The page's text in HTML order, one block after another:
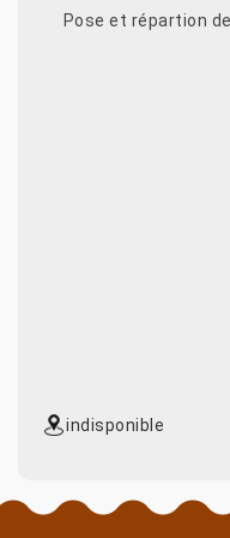
Pose et répartion
indisponible